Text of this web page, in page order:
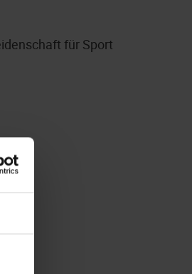
für Sport